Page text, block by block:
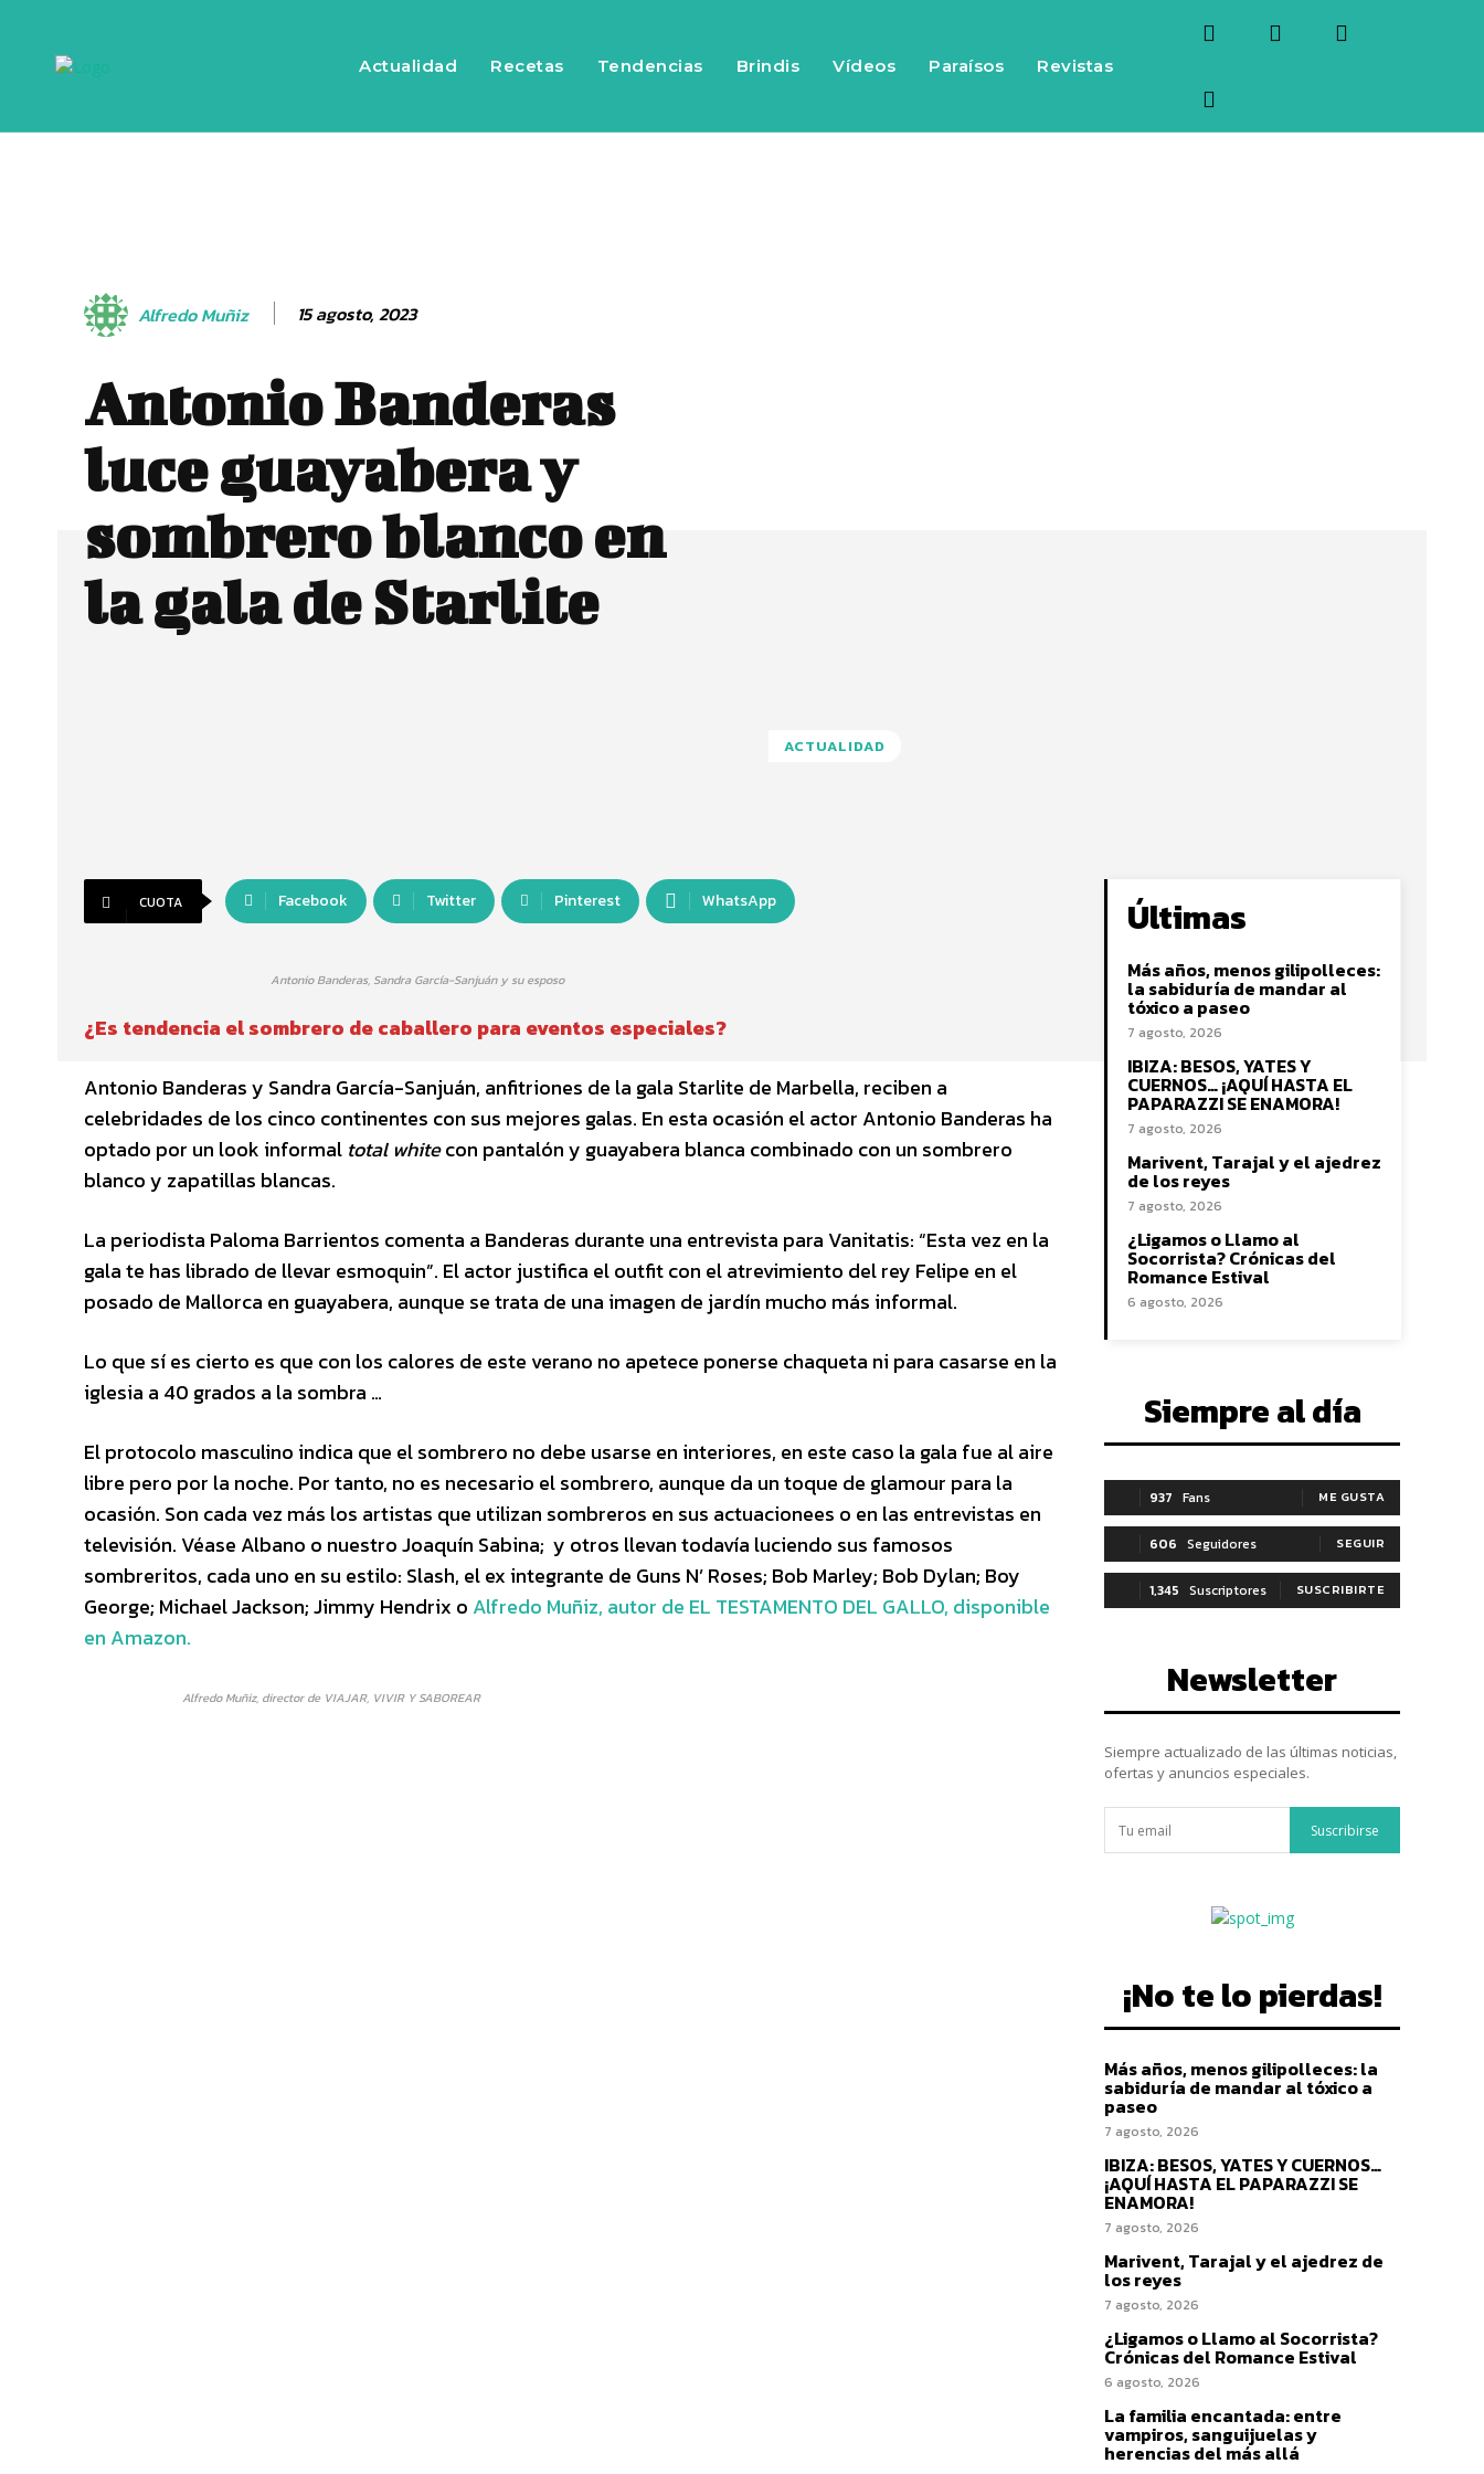
Actualidad Recetas Tendencias Brindis Vídeos Paraísos Revistas
Alfredo Muñiz 15 agosto, 2023
Antonio Banderas
luce guayabera y
sombrero blanco en
la gala de Starlite
ACTUALIDAD
CUOTA Facebook Twitter Pinterest WhatsApp
Antonio Banderas, Sandra García-Sanjuán y su esposo
¿Es tendencia el sombrero de caballero para eventos especiales?
Antonio Banderas y Sandra García-Sanjuán, anfitriones de la gala Starlite de Marbella, reciben a
celebridades de los cinco continentes con sus mejores galas. En esta ocasión el actor Antonio Banderas ha
optado por un look informal total whitecon pantalón y guayabera blanca combinado con un sombrero
blanco y zapatillas blancas.
La periodista Paloma Barrientos comenta a Banderas durante una entrevista para Vanitatis: “Esta vez en la
gala te has librado de llevar esmoquin”. El actor justifica el outfit con el atrevimiento del rey Felipe en el
posado de Mallorca en guayabera, aunque se trata de una imagen de jardín mucho más informal.
Lo que sí es cierto es que con los calores de este verano no apetece ponerse chaqueta ni para casarse en la
iglesia a 40 grados a la sombra …
El protocolo masculino indica que el sombrero no debe usarse en interiores, en este caso la gala fue al aire
libre pero por la noche. Por tanto, no es necesario el sombrero, aunque da un toque de glamour para la
ocasión. Son cada vez más los artistas que utilizan sombreros en sus actuacionees o en las entrevistas en
televisión. Véase Albano o nuestro Joaquín Sabina; y otros llevan todavía luciendo sus famosos
sombreritos, cada uno en su estilo: Slash, el ex integrante de Guns N’ Roses; Bob Marley; Bob Dylan; Boy
George; Michael Jackson; Jimmy Hendrix o Alfredo Muñiz, autor de EL TESTAMENTO DEL GALLO, disponible
en Amazon.
Alfredo Muñiz, director de VIAJAR, VIVIR Y SABOREAR
Últimas
Más años, menos gilipolleces:
la sabiduría de mandar al
tóxico a paseo
7 agosto, 2026
IBIZA: BESOS, YATES Y
CUERNOS… ¡AQUÍ HASTA EL
PAPARAZZI SE ENAMORA!
7 agosto, 2026
Marivent, Tarajal y el ajedrez
de los reyes
7 agosto, 2026
¿Ligamos o Llamo al
Socorrista? Crónicas del
Romance Estival
6 agosto, 2026
Siempre al día
937 Fans ME GUSTA
606 Seguidores SEGUIR
1,345 Suscriptores SUSCRIBIRTE
Newsletter
Siempre actualizado de las últimas noticias,
ofertas y anuncios especiales.
Suscribirse
¡No te lo pierdas!
Más años, menos gilipolleces: la
sabiduría de mandar al tóxico a
paseo
7 agosto, 2026
IBIZA: BESOS, YATES Y CUERNOS…
¡AQUÍ HASTA EL PAPARAZZI SE
ENAMORA!
7 agosto, 2026
Marivent, Tarajal y el ajedrez de
los reyes
7 agosto, 2026
¿Ligamos o Llamo al Socorrista?
Crónicas del Romance Estival
6 agosto, 2026
La familia encantada: entre
vampiros, sanguijuelas y
herencias del más allá